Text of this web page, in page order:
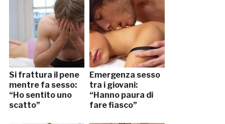
Si frattura il pene
mentre fa sesso:
“Ho sentito uno
scatto”
Emergenza sesso
tra i giovani:
“Hanno paura di
fare fiasco”